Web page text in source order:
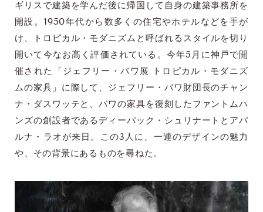
ギリスで建築を学んだ後に帰国して自身の建築事務所を
開設。1950年代から数多くの住宅やホテルなどを手が
け、トロピカル・モダニズムと呼ばれるスタイルを切り
開いて今なお高く評価されている。今年5月に神戸で開
催された「ジェフリー・バワ展 トロピカル・モダニズ
ムの家具」に際して、ジェフリー・バワ財団長のチャン
ナ・ダスワッテと、バワの家具を復刻したファントムハ
ンズの創設者であるディーパック・シュリナートとアパ
ルナ・ラオが来日。この3人に、一連のデザインの魅力
や、その背景にあるものを尋ねた。